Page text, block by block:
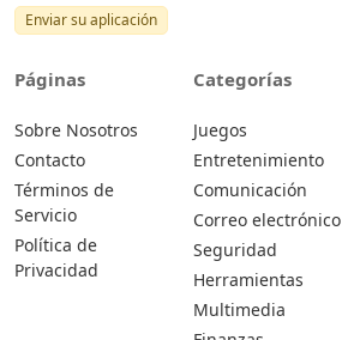
Enviar su aplicación
Páginas
Sobre Nosotros
Contacto
Términos de
Servicio
Política de
Privacidad
Categorías
Juegos
Entretenimiento
Comunicación
Correo electrónico
Seguridad
Herramientas
Multimedia